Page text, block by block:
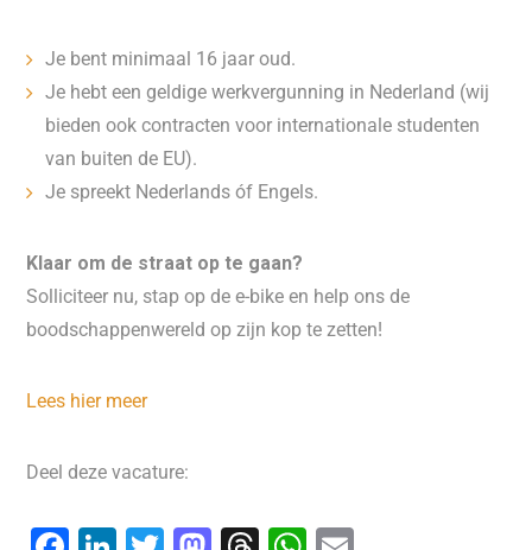
Je bent minimaal 16 jaar oud.
Je hebt een geldige werkvergunning in Nederland (wij
bieden ook contracten voor internationale studenten
van buiten de EU).
Je spreekt Nederlands óf Engels.
Klaar om de straat op te gaan?
Solliciteer nu, stap op de e-bike en help ons de
boodschappenwereld op zijn kop te zetten!
Lees hier meer
Deel deze vacature: